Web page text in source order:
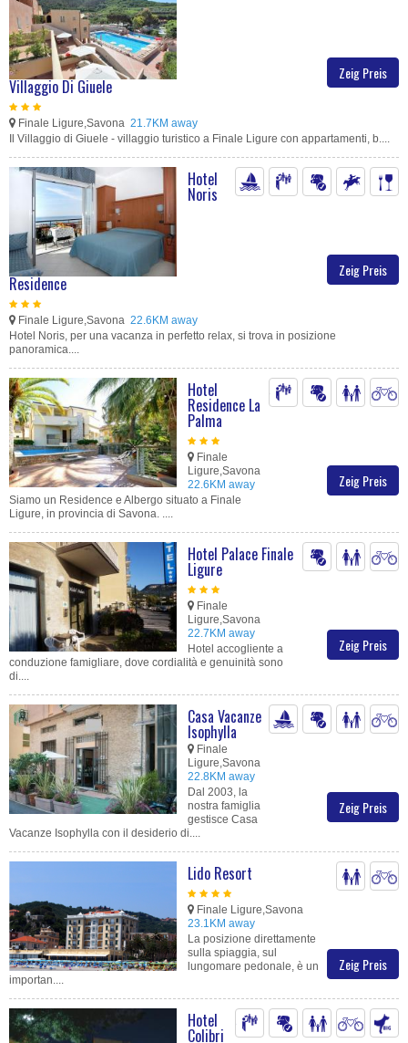
Zeig Preis
Villaggio Di Giuele
Finale Ligure,Savona 21.7KM away
Il Villaggio di Giuele - villaggio turistico a Finale Ligure con appartamenti, b....
Zeig Preis
Hotel
Noris
Residence
Finale Ligure,Savona 22.6KM away
Hotel Noris, per una vacanza in perfetto relax, si trova in posizione
panoramica....
Zeig Preis
Hotel
Residence La
Palma
Finale
Ligure,Savona
22.6KM away
Siamo un Residence e Albergo situato a Finale
Ligure, in provincia di Savona. ....
Zeig Preis
Hotel Palace Finale
Ligure
Finale
Ligure,Savona
22.7KM away
Hotel accogliente a
conduzione famigliare, dove cordialità e genuinità sono
di....
Zeig Preis
Casa Vacanze
Isophylla
Finale
Ligure,Savona
22.8KM away
Dal 2003, la
nostra famiglia
gestisce Casa
Vacanze Isophylla con il desiderio di....
Zeig Preis
Lido Resort
Finale Ligure,Savona
23.1KM away
La posizione direttamente
sulla spiaggia, sul
lungomare pedonale, è un
importan....
Hotel
Colibri